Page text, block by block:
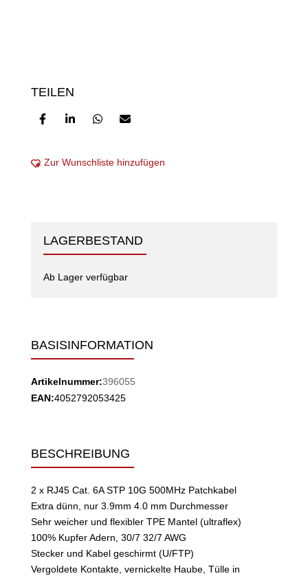
LAGERBESTAND
Ab Lager verfügbar
BASISINFORMATION
Artikelnummer:396055
EAN:4052792053425
BESCHREIBUNG
2 x RJ45 Cat. 6A STP 10G 500MHz Patchkabel
Extra dünn, nur 3.9mm 4.0 mm Durchmesser
Sehr weicher und flexibler TPE Mantel (ultraflex)
100% Kupfer Adern, 30/7 32/7 AWG
Stecker und Kabel geschirmt (U/FTP)
Vergoldete Kontakte, vernickelte Haube, Tülle in
TEILEN
Zur Wunschliste hinzufügen